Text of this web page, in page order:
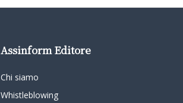
Assinform Editore
Chi siamo
Whistleblowing